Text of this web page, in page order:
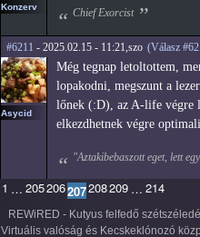
Konzerv
Chief Exorcist
#6211 - 2025.02.15 - 11:21,szo (Válasz
Asycid
Még tegnap letoltottem,
lopakodni, megszunt a
lőnek (:D), az A-life végre
elkezdhetnek végre
"Aztakibebaszott eget, lett
1 … 205206207208209 … 214
REWiRED - Kutyus felfedő
Virtuális valóság és Kecskeklónozó